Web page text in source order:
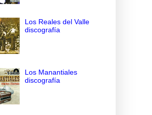
Los Reales del Valle
discografía
Los Manantiales
discografía